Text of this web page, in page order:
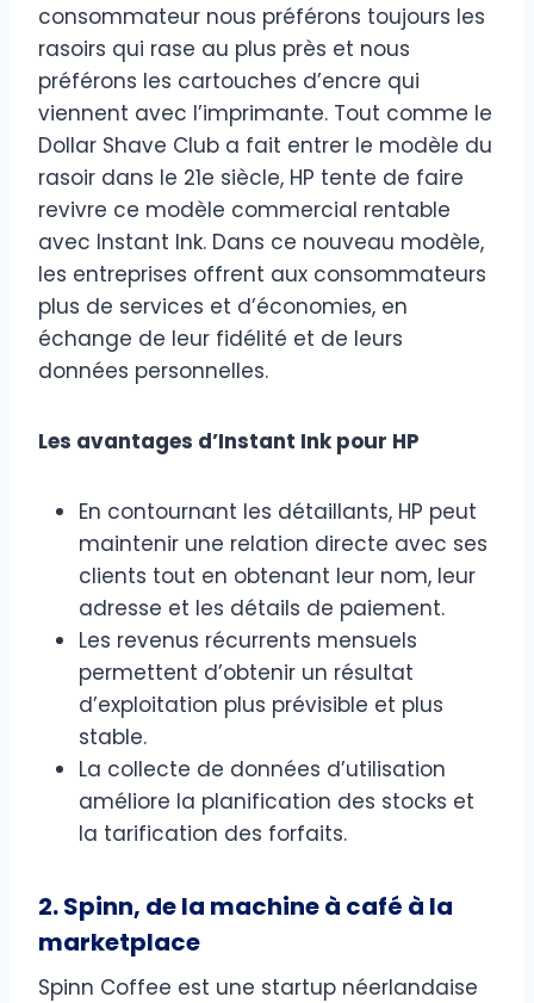
consommateur nous préférons toujours les
rasoirs qui rase au plus près et nous
préférons les cartouches d’encre qui
viennent avec l’imprimante. Tout comme le
Dollar Shave Club a fait entrer le modèle du
rasoir dans le 21e siècle, HP tente de faire
revivre ce modèle commercial rentable
avec Instant Ink. Dans ce nouveau modèle,
les entreprises offrent aux consommateurs
plus de services et d’économies, en
échange de leur fidélité et de leurs
données personnelles.
Les avantages d’Instant Ink pour HP
En contournant les détaillants, HP peut
maintenir une relation directe avec ses
clients tout en obtenant leur nom, leur
adresse et les détails de paiement.
Les revenus récurrents mensuels
permettent d’obtenir un résultat
d’exploitation plus prévisible et plus
stable.
La collecte de données d’utilisation
améliore la planification des stocks et
la tarification des forfaits.
2. Spinn, de la machine à café à la
marketplace
Spinn Coffee est une startup néerlandaise